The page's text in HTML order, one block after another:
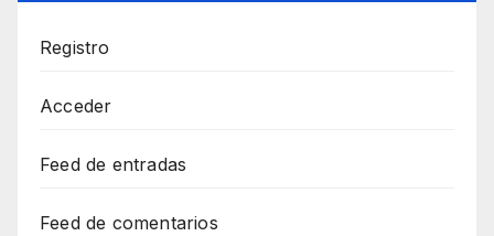
Registro
Acceder
Feed de entradas
Feed de comentarios